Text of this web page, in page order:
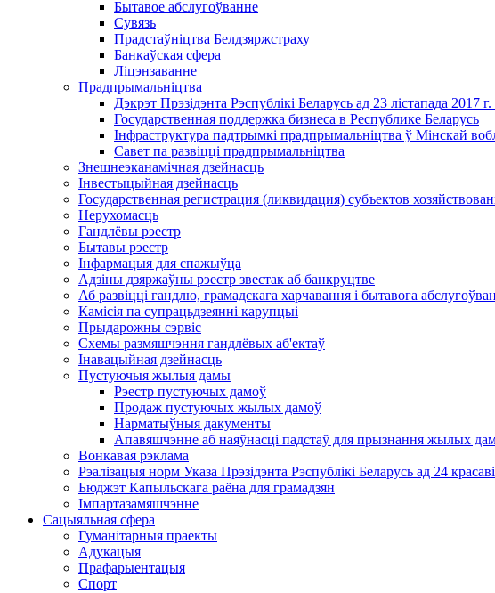
Бытавое абслугоўванне
Сувязь
Прадстаўніцтва Белдзяржстраху
Банкаўская сфера
Ліцэнзаванне
Прадпрымальніцтва
Дэкрэт Прэзідэнта Рэспублікі Беларусь ад 23 лістапада 2017
Государственная поддержка бизнеса в Республике Беларусь
Інфраструктура падтрымкі прадпрымальніцтва ў Мінскай
Савет па развіцці прадпрымальніцтва
Знешнеэканамічная дзейнасць
Інвестыцыйная дзейнасць
Государственная регистрация (ликвидация) субъектов
Нерухомасць
Гандлёвы рэестр
Бытавы рэестр
Інфармацыя для спажыўца
Адзіны дзяржаўны рэестр звестак аб банкруцтве
Аб развіцці гандлю, грамадскага харчавання і бытавога
Камісія па супрацьдзеянні карупцыі
Прыдарожны сэрвіс
Схемы размяшчэння гандлёвых аб'ектаў
Інавацыйная дзейнасць
Пустуючыя жылыя дамы
Рэестр пустуючых дамоў
Продаж пустуючых жылых дамоў
Нарматыўныя дакументы
Апавяшчэнне аб наяўнасці падстаў для прызнання жылых
Вонкавая рэклама
Рэалізацыя норм Указа Прэзідэнта Рэспублікі Беларусь ад 24
Бюджэт Капыльскага раёна для грамадзян
Імпартазамяшчэнне
Сацыяльная сфера
Гуманітарныя праекты
Адукацыя
Прафарыентацыя
Спорт